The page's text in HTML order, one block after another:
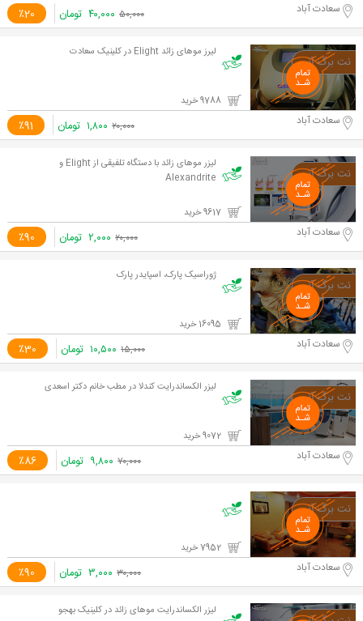
٪20 سعادت آباد ۵۰,۰۰۰ ۴۰,۰۰۰ تومان
لیرز موهای زائد Elight در کلینیک سعادت
٪91 سعادت آباد ۲۰,۰۰۰ ۱,۸۰۰ تومان
لیزر موهای زائد با دستگاه تلفیقی از Elight و
Alexandrite
٪90 سعادت آباد ۲۰,۰۰۰ ۲,۰۰۰ تومان
ژوراسیک پارک، اسپایدر پارک
٪30 سعادت آباد ۱۵,۰۰۰ ۱۰,۵۰۰ تومان
لیزر الکساندرایت کندلا در مطب خانم دکتر اسعدی
٪86 سعادت آباد ۷۰,۰۰۰ ۹,۸۰۰ تومان
٪90 سعادت آباد ۳۰,۰۰۰ ۳,۰۰۰ تومان
لیزر الکساندرایت موهای زائد در کلینیک بهجو